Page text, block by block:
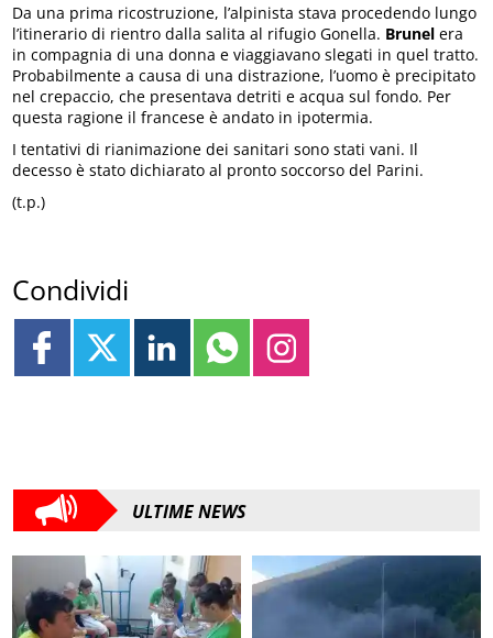
Da una prima ricostruzione, l’alpinista stava procedendo lungo
l’itinerario di rientro dalla salita al rifugio Gonella. Brunel era
in compagnia di una donna e viaggiavano slegati in quel tratto.
Probabilmente a causa di una distrazione, l’uomo è precipitato
nel crepaccio, che presentava detriti e acqua sul fondo. Per
questa ragione il francese è andato in ipotermia.
I tentativi di rianimazione dei sanitari sono stati vani. Il
decesso è stato dichiarato al pronto soccorso del Parini.
(t.p.)
Condividi
ULTIME NEWS